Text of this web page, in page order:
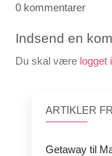
0 kommentarer
Indsend en
Du skal være logget
ARTIKLER
Getaway til